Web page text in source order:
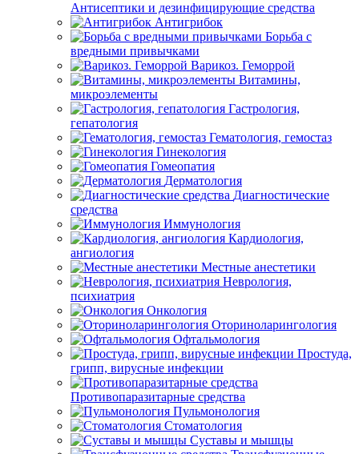
Антисептики и дезинфицирующие средства
Антигрибок
Борьба с
вредными привычками
Варикоз. Геморрой
Витамины,
микроэлементы
Гастрология,
гепатология
Гематология, гемостаз
Гинекология
Гомеопатия
Дерматология
Диагностические
средства
Иммунология
Кардиология,
ангиология
Местные анестетики
Неврология,
психиатрия
Онкология
Оториноларингология
Офтальмология
Простуда,
грипп, вирусные инфекции
Противопаразитарные средства
Пульмонология
Стоматология
Суставы и мышцы